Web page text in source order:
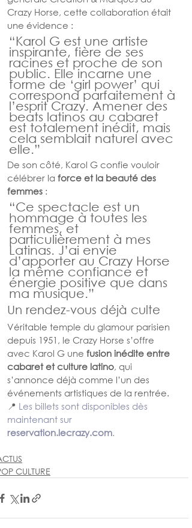
Crazy Horse, cette collaboration était
une évidence :
“Karol G est une artiste
inspirante, fière de ses
racines et proche de son
public. Elle incarne une
forme de ‘girl power’ qui
correspond parfaitement à
l’esprit Crazy. Amener des
beats latinos au cabaret
est totalement inédit, mais
cela semblait naturel avec
elle.”
De son côté, Karol G confie vouloir
célébrer la force et la beauté des
femmes :
“Ce spectacle est un
hommage à toutes les
femmes, et
particulièrement à mes
Latinas. J’ai envie
d’apporter au Crazy Horse
la même confiance et
énergie positive que dans
ma musique.”
Un rendez-vous déjà culte
Véritable temple du glamour parisien
depuis 1951, le Crazy Horse s’offre
avec Karol G une fusion inédite entre
cabaret et culture latino, qui
s’annonce déjà comme l’un des
événements artistiques de la rentrée.
📍 Les billets sont disponibles dès
maintenant sur
reservation.lecrazy.com.
CULTURE